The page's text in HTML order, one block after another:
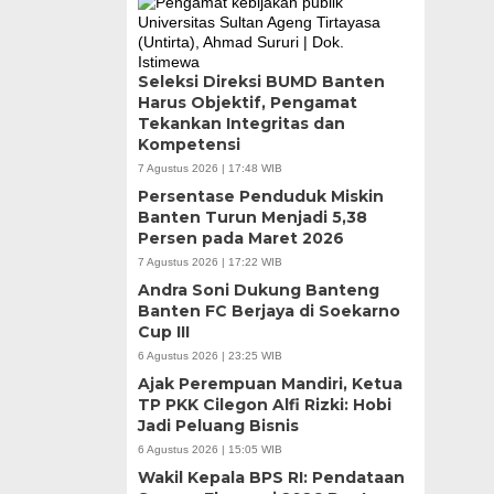
Seleksi Direksi BUMD Banten
Harus Objektif, Pengamat
Tekankan Integritas dan
Kompetensi
7 Agustus 2026 | 17:48 WIB
Persentase Penduduk Miskin
Banten Turun Menjadi 5,38
Persen pada Maret 2026
7 Agustus 2026 | 17:22 WIB
Andra Soni Dukung Banteng
Banten FC Berjaya di Soekarno
Cup III
6 Agustus 2026 | 23:25 WIB
Ajak Perempuan Mandiri, Ketua
TP PKK Cilegon Alfi Rizki: Hobi
Jadi Peluang Bisnis
6 Agustus 2026 | 15:05 WIB
Wakil Kepala BPS RI: Pendataan